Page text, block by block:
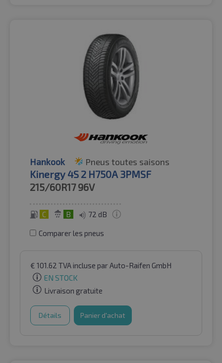
Hankook Pneus toutes saisons
Kinergy 4S 2 H750A 3PMSF
215/60R17 96V
C B 72 dB
Comparer les pneus
€ 101.62 TVA incluse par Auto-Raifen GmbH
EN STOCK
Livraison gratuite
Détails Panier d'achat